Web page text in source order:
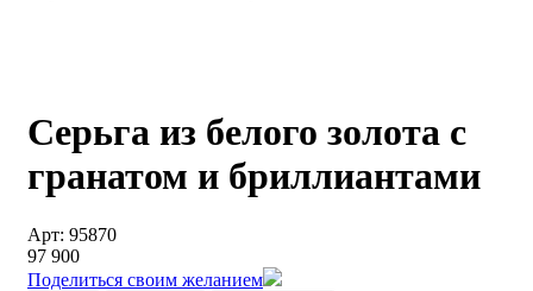
Серьга из белого золота с
гранатом и бриллиантами
Арт: 95870
97 900
Поделиться своим желанием